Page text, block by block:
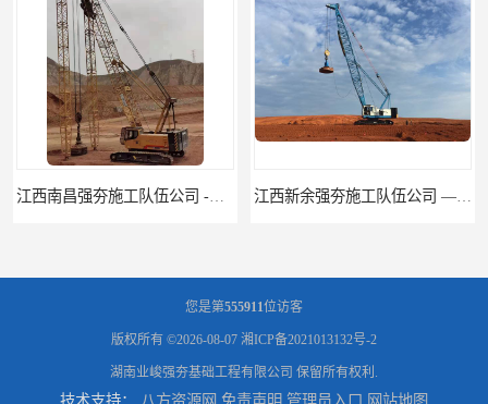
江西新余强夯施工队伍公司 —业峻强夯基础工程 湖南强夯施工公司
您是第555911位访客
版权所有 ©2026-08-07 湘ICP备2021013132号-2
湖南业峻强夯基础工程有限公司 保留所有权利.